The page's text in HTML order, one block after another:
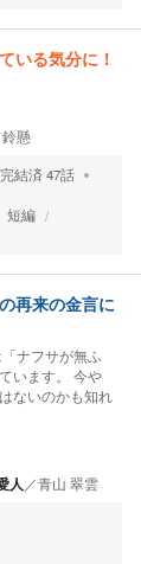
いる気分に！
鈴懸
完結済47話
短編
再来の金言に
ナフサが無ふ
います。 今や
ないのかも知れ
人 ／青山 翠雲